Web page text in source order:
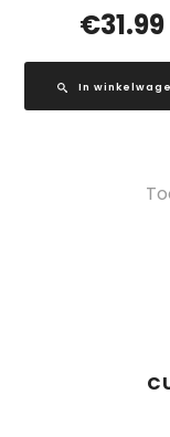
€31.99
In